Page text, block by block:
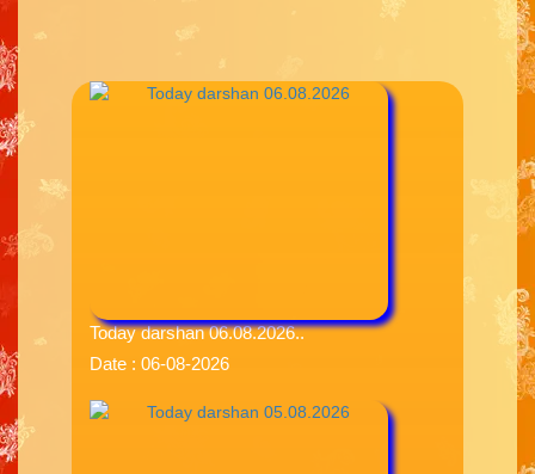
Today darshan 06.08.2026..
Date : 06-08-2026